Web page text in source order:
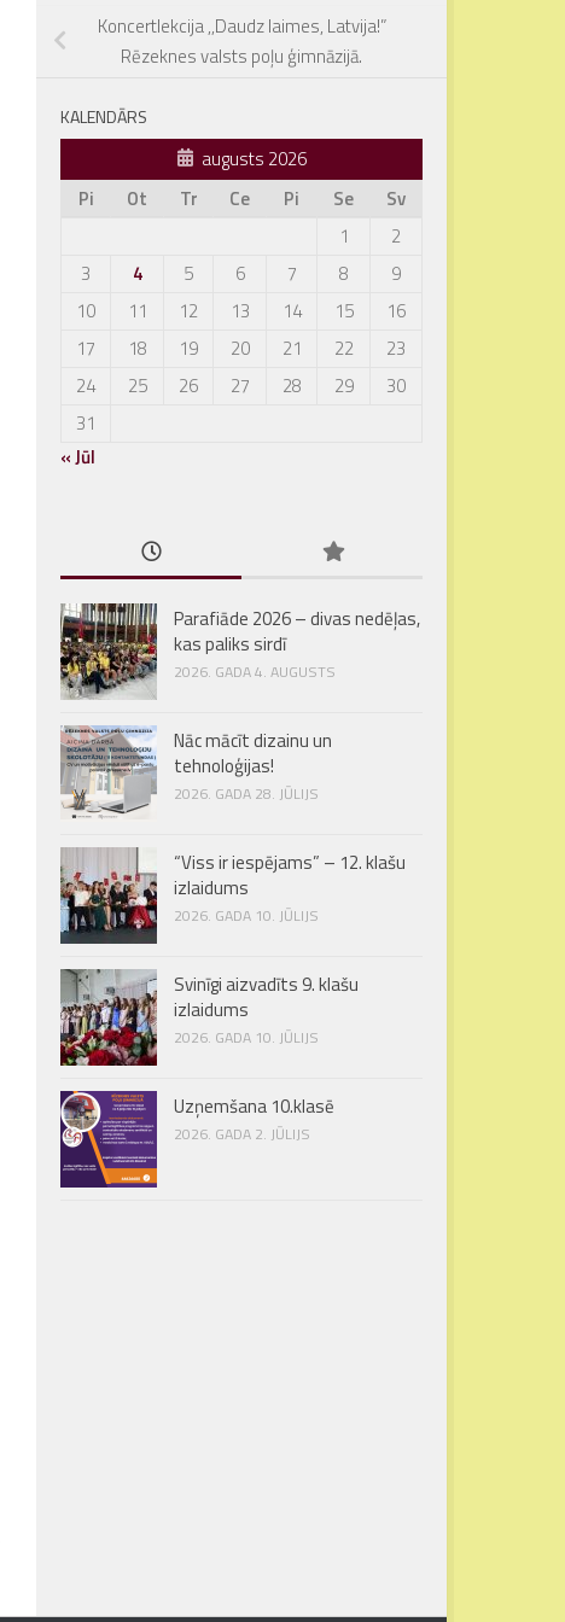
Koncertlekcija ,,Daudz laimes, Latvija!”
Rēzeknes valsts poļu ģimnāzijā.
KALENDĀRS
augusts 2026
Pi
Ot Tr Ce Pi Se
Sv
1
2
3
4 5 6 7 8
9
10
11 12 13 14 15
16
17
18 19 20 21 22
23
24
25 26 27 28 29
30
31
« Jūl
Parafiāde 2026 – divas nedēļas,
kas paliks sirdī
2026. GADA 4. AUGUSTS
Nāc mācīt dizainu un
tehnoloģijas!
2026. GADA 28. JŪLIJS
“Viss ir iespējams” – 12. klašu
izlaidums
2026. GADA 10. JŪLIJS
Svinīgi aizvadīts 9. klašu
izlaidums
2026. GADA 10. JŪLIJS
Uzņemšana 10.klasē
2026. GADA 2. JŪLIJS